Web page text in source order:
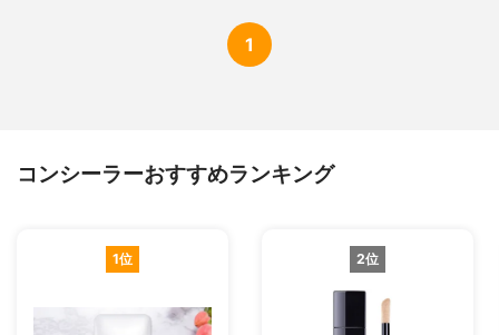
1
コンシーラーおすすめランキング
1位 2位